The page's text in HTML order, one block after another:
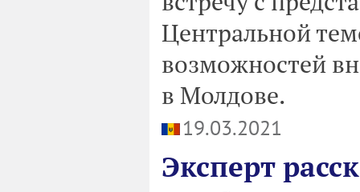
Центральной
возможностей
в Молдове.
19.03.2021
Эксперт